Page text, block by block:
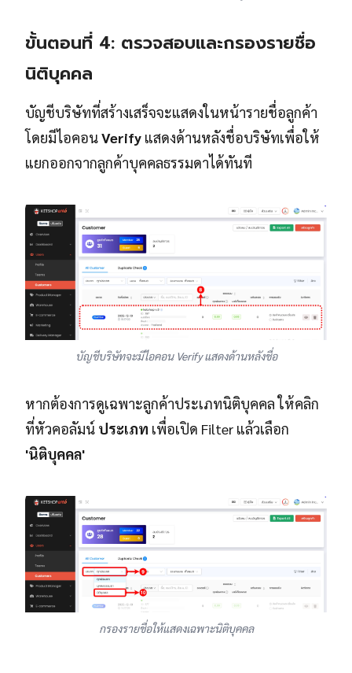
ขั้นตอนที่ 4: ตรวจสอบและกรองรายชื่อ
นิติบุคคล
บัญชีบริษัทที่สร้างเสร็จจะแสดงในหน้ารายชื่อลูกค้า
โดยมีไอคอนVerify แสดงด้านหลังชื่อบริษัทเพื่อให้
แยกออกจากลูกค้าบุคคลธรรมดาได้ทันที
บัญชีบริษัทจะมีไอคอน Verify แสดงด้านหลังชื่อ
หากต้องการดูเฉพาะลูกค้าประเภทนิติบุคคล ให้คลิก
ที่หัวคอลัมน์ ประเภท เพื่อเปิด Filter แล้วเลือก
'นิติบุคคล'
กรองรายชื่อให้แสดงเฉพาะนิติบุคคล